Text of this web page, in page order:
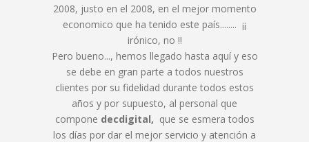
2008, justo en el 2008, en el mejor momento
economico que ha tenido este país........ ¡¡
irónico, no !!
Pero bueno..., hemos llegado hasta aquí y eso
se debe en gran parte a todos nuestros
clientes por su fidelidad durante todos estos
años y por supuesto, al personal que
compone decdigital, que se esmera todos
los días por dar el mejor servicio y atención a